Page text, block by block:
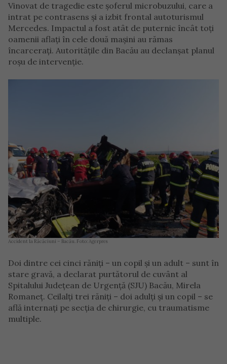
Vinovat de tragedie este șoferul microbuzului, care a
intrat pe contrasens și a izbit frontal autoturismul
Mercedes. Impactul a fost atât de puternic încât toţi
oamenii aflaţi în cele două maşini au rămas
încarceraţi. Autorităţile din Bacău au declanşat planul
roşu de intervenţie.
Accident la Răcăciuni – Bacău. Foto: Agerpres
Doi dintre cei cinci răniţi – un copil şi un adult – sunt în
stare gravă, a declarat purtătorul de cuvânt al
Spitalului Judeţean de Urgenţă (SJU) Bacău, Mirela
Romaneţ. Ceilalţi trei răniţi – doi adulţi şi un copil – se
află internaţi pe secţia de chirurgie, cu traumatisme
multiple.